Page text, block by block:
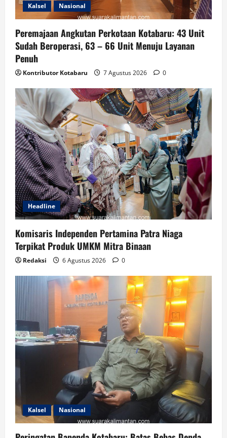
Kalsel Nasional
Peremajaan Angkutan Perkotaan Kotabaru: 43 Unit
Sudah Beroperasi, 63 – 66 Unit Menuju Layanan
Penuh
Kontributor Kotabaru 7 Agustus 2026 0
Headline
Komisaris Independen Pertamina Patra Niaga
Terpikat Produk UMKM Mitra Binaan
Redaksi 6 Agustus 2026 0
Kalsel Nasional